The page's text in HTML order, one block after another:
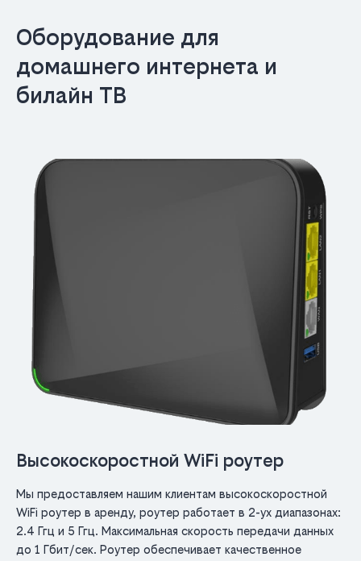
Оборудование для
домашнего интернета и
билайн ТВ
Высокоскоростной WiFi роутер
Мы предоставляем нашим клиентам высокоскоростной
WiFi роутер в аренду, роутер работает в 2-ух диапазонах:
2.4 Ггц и 5 Ггц. Максимальная скорость передачи данных
до 1 Гбит/сек. Роутер обеспечивает качественное